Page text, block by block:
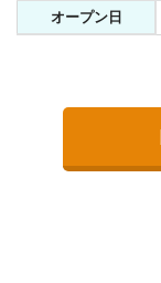
オープン日